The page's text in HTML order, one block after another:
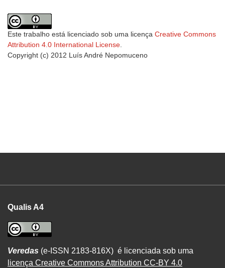
Este trabalho está licenciado sob uma licença Creative Commons
Attribution 4.0 International License.
Copyright (c) 2012 Luís André Nepomuceno
Qualis A4
Veredas (e-ISSN 2183-816X) é licenciada sob uma
licença Creative Commons Attribution CC-BY 4.0